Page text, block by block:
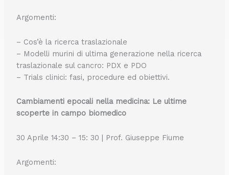
Argomenti:
– Cos’è la ricerca traslazionale
– Modelli murini di ultima generazione nella ricerca
traslazionale sul cancro: PDX e PDO
– Trials clinici: fasi, procedure ed obiettivi.
Cambiamenti epocali nella medicina: Le ultime
scoperte in campo biomedico
30 Aprile 14:30 – 15: 30 | Prof. Giuseppe Fiume
Argomenti: